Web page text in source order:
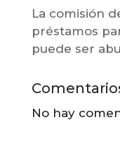
La comisión
préstamos
puede ser
No hay